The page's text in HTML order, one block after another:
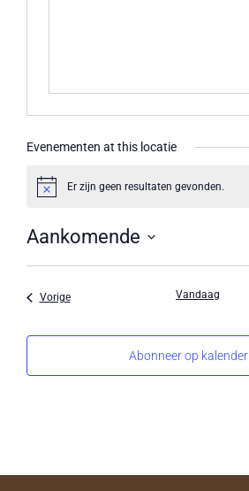
Evenementen at this locatie
BerichtEr zijn geen resultaten gevonden.
Aankomende
een
VorigeEvenementen Vandaag
Abonneer op kalender